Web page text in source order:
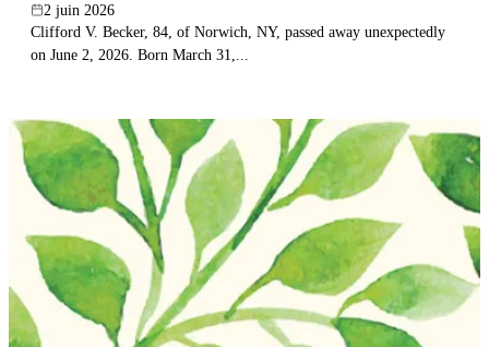
2 juin 2026
Clifford V. Becker, 84, of Norwich, NY, passed away unexpectedly
on June 2, 2026. Born March 31,...